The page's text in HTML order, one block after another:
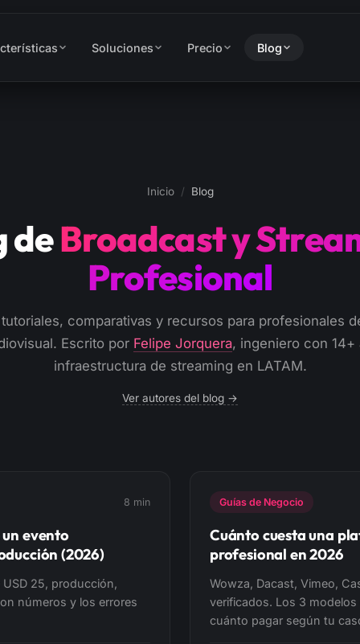
Soluciones Precio Blog
Inicio / Blog
deBroadcast y
Profesional
comparativas y recursos para profesionales
Escrito por Felipe Jorquera, ingeniero con 14+
infraestructura de streaming en LATAM.
Ver autores del blog →
8 min
evento
(2026)
25, producción,
números y los errores
Guías de Negocio
Cuánto cuesta una
profesional en 2026
Wowza, Dacast, Vimeo,
verificados. Los 3
cuánto pagar según tu